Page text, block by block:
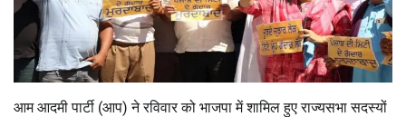
आम आदमी पार्टी (आप) ने रविवार को भाजपा में शामिल हुए राज्यसभा सदस्यों